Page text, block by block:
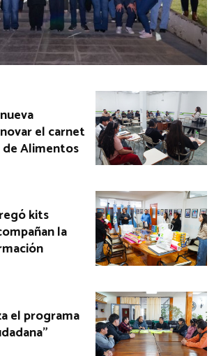
el carnet
de Alimentos
kits
la
el programa